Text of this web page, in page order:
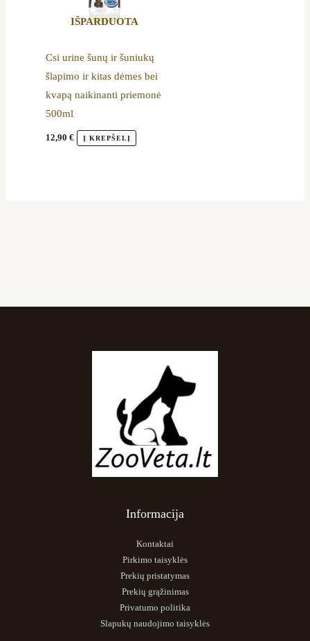
IŠPARDUOTA
Csi urine šunų ir šuniukų
šlapimo ir kitas dėmes bei
kvapą naikinanti priemonė
500ml
12,90€ Į KREPŠELĮ
Informacija
Kontaktai
Pirkimo taisyklės
Prekių pristatymas
Prekių grąžinimas
Privatumo politika
Slapukų naudojimo taisyklės